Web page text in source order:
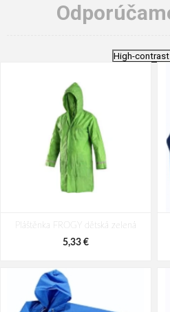
High-
Pláštěnka FROGY dětská zelená
5,33 €